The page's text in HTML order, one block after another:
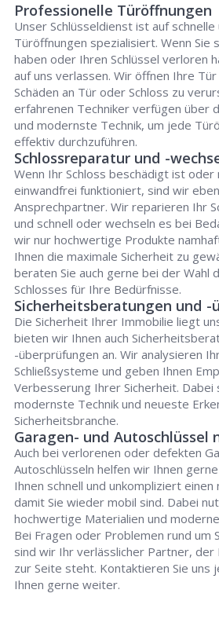
Professionelle Türöffnungen
Unser Schlüsseldienst ist auf
Türöffnungen spezialisiert. Wenn Sie
haben oder Ihren Schlüssel verloren
auf uns verlassen. Wir öffnen Ihre Tür
Schäden an Tür oder Schloss zu
erfahrenen Techniker verfügen über
und modernste Technik, um jede
effektiv durchzuführen.
Schlossreparatur und -
Wenn Ihr Schloss beschädigt ist oder
einwandfrei funktioniert, sind wir
Ansprechpartner. Wir reparieren Ihr
und schnell oder wechseln es bei
wir nur hochwertige Produkte
Ihnen die maximale Sicherheit zu
beraten Sie auch gerne bei der Wahl
Schlosses für Ihre Bedürfnisse.
Sicherheitsberatungen und -
Die Sicherheit Ihrer Immobilie liegt
bieten wir Ihnen auch
-überprüfungen an. Wir analysieren
Schließsysteme und geben Ihnen
Verbesserung Ihrer Sicherheit.
modernste Technik und neueste
Sicherheitsbranche.
Garagen- und Autoschlüssel
Auch bei verlorenen oder defekten
Autoschlüsseln helfen wir Ihnen
Ihnen schnell und unkompliziert einen
damit Sie wieder mobil sind. Dabei
hochwertige Materialien und
Bei Fragen oder Problemen rund um
sind wir Ihr verlässlicher Partner, der
zur Seite steht. Kontaktieren Sie uns
Ihnen gerne weiter.